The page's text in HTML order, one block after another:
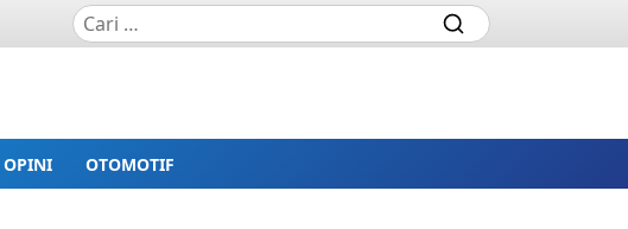
OPINI OTOMOTIF